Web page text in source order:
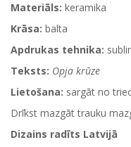
Materiāls: keramika
Krāsa: balta
Apdrukas tehnika:
Teksts: Opja krūze
Lietošana: sargāt no
Drīkst mazgāt trauku
Dizains radīts Latvijā